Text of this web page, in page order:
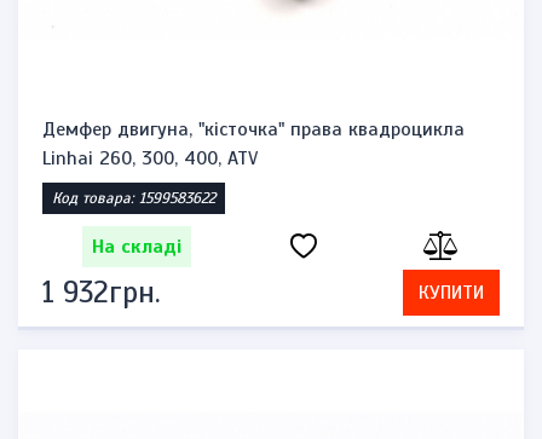
Демфер двигуна, "кісточка" права квадроцикла
Linhai 260, 300, 400, ATV
Код товара: 1599583622
На складі
1 932грн. КУПИТИ